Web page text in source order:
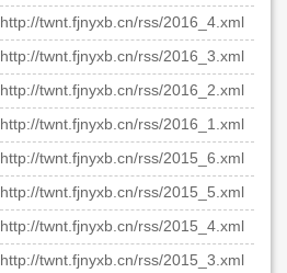
http://twnt.fjnyxb.cn/rss/2016_4.xml
http://twnt.fjnyxb.cn/rss/2016_3.xml
http://twnt.fjnyxb.cn/rss/2016_2.xml
http://twnt.fjnyxb.cn/rss/2016_1.xml
http://twnt.fjnyxb.cn/rss/2015_6.xml
http://twnt.fjnyxb.cn/rss/2015_5.xml
http://twnt.fjnyxb.cn/rss/2015_4.xml
http://twnt.fjnyxb.cn/rss/2015_3.xml